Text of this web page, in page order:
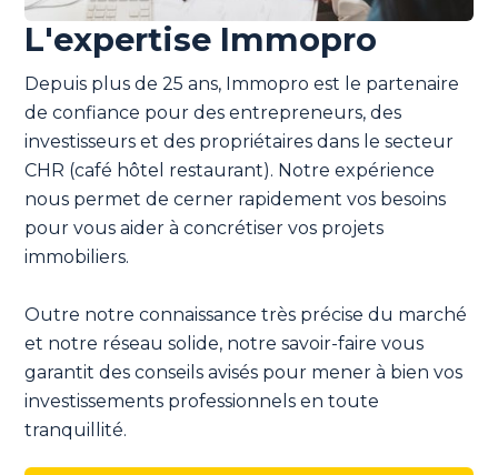
L'expertise Immopro
Depuis plus de 25 ans, Immopro est le partenaire
de confiance pour des entrepreneurs, des
investisseurs et des propriétaires dans le secteur
CHR (café hôtel restaurant). Notre expérience
nous permet de cerner rapidement vos besoins
pour vous aider à concrétiser vos projets
immobiliers.
Outre notre connaissance très précise du marché
et notre réseau solide, notre savoir-faire vous
garantit des conseils avisés pour mener à bien vos
investissements professionnels en toute
tranquillité.